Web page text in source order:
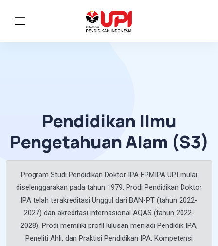
Pendidikan Ilmu
Pengetahuan Alam (S3)
Program Studi Pendidikan Doktor IPA FPMIPA UPI mulai
diselenggarakan pada tahun 1979. Prodi Pendidikan Doktor
IPA telah terakreditasi Unggul dari BAN-PT (tahun 2022-
2027) dan akreditasi internasional AQAS (tahun 2022-
2028). Prodi memiliki profil lulusan menjadi Pendidik IPA,
Peneliti Ahli, dan Praktisi Pendidikan IPA. Kompetensi